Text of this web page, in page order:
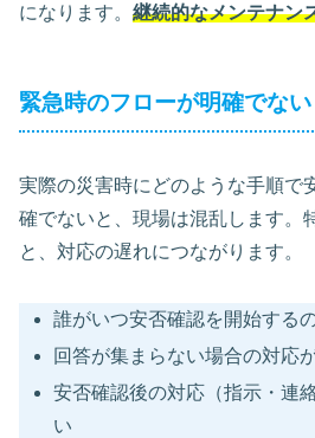
になります。 継続的なメンテナン
緊急時のフローが明確でない
実際の災害時にどのような手順で
確でないと、現場は混乱します。
と、対応の遅れにつながります。
誰がいつ安否確認を開始する
回答が集まらない場合の対応
安否確認後の対応（指示・連
い